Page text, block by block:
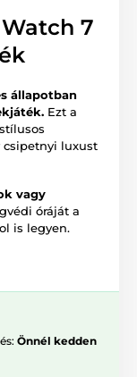
7
állapotban
Ezt a
csipetnyi luxust
vagy
óráját a
is legyen.
Önnél kedden